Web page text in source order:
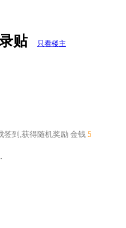
贴 只看楼主
签到,获得随机奖励 金钱 5